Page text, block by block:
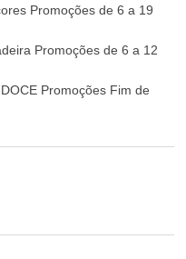
Promoções de 6 a 19
Promoções de 6 a 12
Promoções Fim de